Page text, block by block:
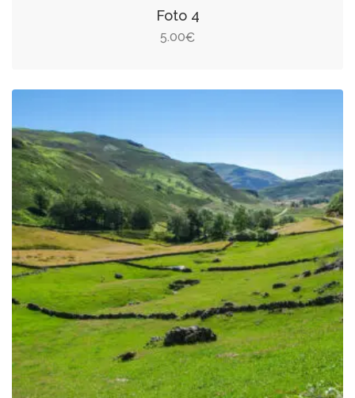
Foto 4
5.00€